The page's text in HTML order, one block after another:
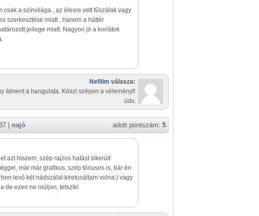
csak a színvilága , az élesre vett fűszálak vagy
szerkesztése miatt , hanem a háttér
jellege miatt. Nagyon jó a korlátok
Nefilim válasza:
átment a hangulata. Köszi szépen a véleményt!
üdv.
adott pontszám: 5
| najó
azt hiszem, szép rajzos hatást sikerült
már már grafikus, szép tónusos is, bár én
levő két nádszálat kiretusáltam volna:) vagy
de ezen ne múljon, tetszik!